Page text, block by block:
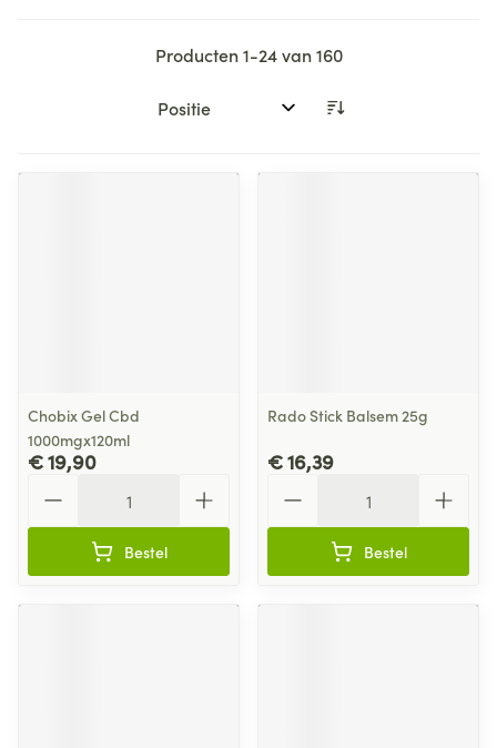
Producten1-24van160
Sorteer op:
Chobix Gel Cbd
1000mgx120ml
€ 19,90
Bestel
Rado Stick Balsem 25g
€ 16,39
Bestel